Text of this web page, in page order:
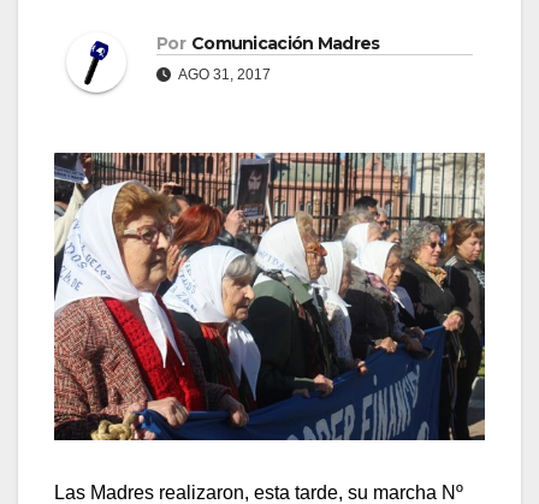
Por Comunicación Madres
AGO 31, 2017
Las Madres realizaron, esta tarde, su marcha Nº